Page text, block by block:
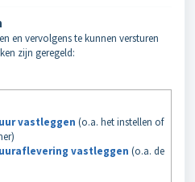
en vervolgens te kunnen versturen
zijn geregeld:
vastleggen (o.a. het instellen of
vastleggen (o.a. de